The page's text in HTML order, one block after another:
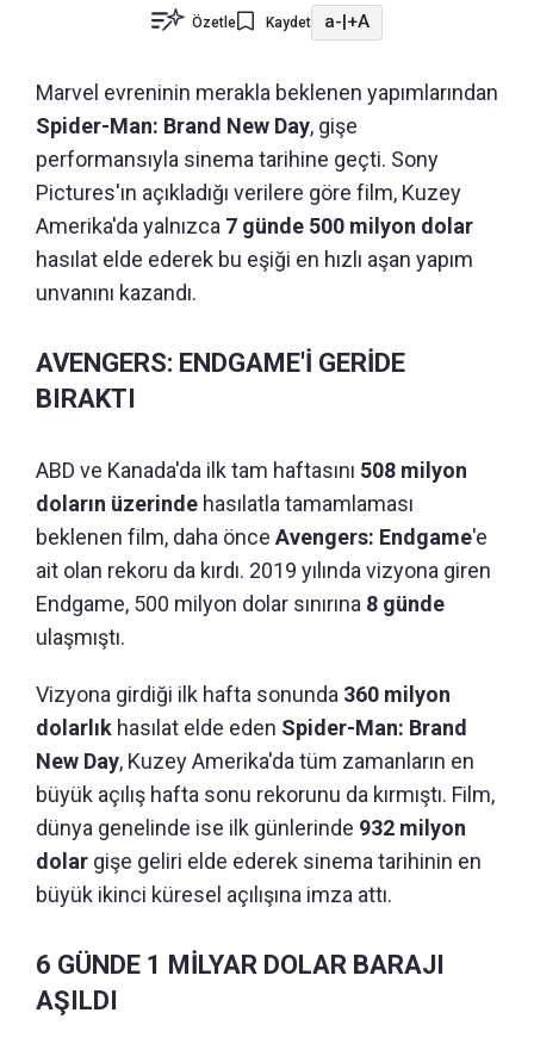
Özetle Kaydet a-|+A
Marvel evreninin merakla beklenen yapımlarından
Spider-Man: Brand New Day, gişe
performansıyla sinema tarihine geçti. Sony
Pictures'ın açıkladığı verilere göre film, Kuzey
Amerika'da yalnızca 7 günde 500 milyon dolar
hasılat elde ederek bu eşiği en hızlı aşan yapım
unvanını kazandı.
AVENGERS: ENDGAME'İ GERİDE
BIRAKTI
ABD ve Kanada'da ilk tam haftasını 508 milyon
doların üzerinde hasılatla tamamlaması
beklenen film, daha önce Avengers: Endgame'e
ait olan rekoru da kırdı. 2019 yılında vizyona giren
Endgame, 500 milyon dolar sınırına 8 günde
ulaşmıştı.
Vizyona girdiği ilk hafta sonunda 360 milyon
dolarlık hasılat elde eden Spider-Man: Brand
New Day, Kuzey Amerika'da tüm zamanların en
büyük açılış hafta sonu rekorunu da kırmıştı. Film,
dünya genelinde ise ilk günlerinde 932 milyon
dolar gişe geliri elde ederek sinema tarihinin en
büyük ikinci küresel açılışına imza attı.
6 GÜNDE 1 MİLYAR DOLAR BARAJI
AŞILDI